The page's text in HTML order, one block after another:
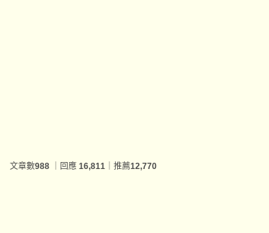
文章數988 ｜回應 16,811 ｜推薦12,770